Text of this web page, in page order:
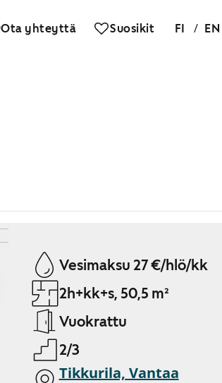
Ota yhteyttä Suosikit FI / EN
Vesimaksu 27 €/hlö/kk
2h+kk+s, 50,5 m²
Vuokrattu
2/3
Tikkurila, Vantaa